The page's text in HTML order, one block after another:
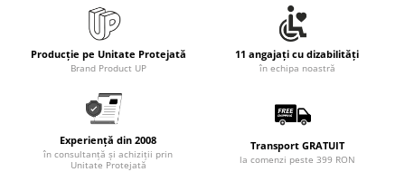
Articole pentru rufe, casa,
geamuri, mobila
Articole pentru birou, suprafete,
Intretinere si odorizante masina
Saci de gunoi
Accesorii pentru curatenie
Producție pe Unitate Protejată
Brand Product UP
11 angajați cu dizabilități
în echipa noastră
Experiență din 2008
în consultanță și achiziții prin
Unitate Protejată
Transport GRATUIT
la comenzi peste 399 RON